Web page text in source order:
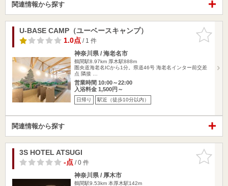
関連情報から探す
お気に入
りに追加
U-BASE CAMP（ユーベースキャンプ）
1.0点/ 1 件
神奈川県 / 海老名市
鶴間駅8.97km 厚木駅888m
圏央道海老名ICから1分。県道46号 海老名インター前交差
点 隣接 …
営業時間 10:00～22:00
入浴料金 1,500円～
日帰り 駅近（徒歩10分以内）
関連情報から探す
お気に入
りに追加
3S HOTEL ATSUGI
-点/ 0 件
神奈川県 / 厚木市
鶴間駅9.53km 本厚木駅142m